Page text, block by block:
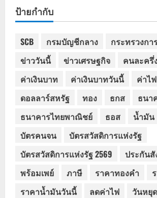
ป้ายกำกับ
SCB กรมบัญชีกลาง กระทรวงกา
ข่าววันนี้
ข่าวเศรษฐกิจ
คนละครึ่
ค่าเงินบาท
ค่าเงินบาทวันนี้
ค่าไฟ
ดอลลาร์สหรัฐ
ทอง ธกส
ธนา
ธนาคารไทยพาณิชย์
ธอส น้ำมัน
บัตรคนจน
บัตรสวัสดิการแห่งรัฐ
บัตรสวัสดิการแห่งรัฐ 2569
ประกัน
พร้อมเพย์
ภาษี ราคาทองคำ
ราคาน้ำมันวันนี้
ลดค่าไฟ
วันหยุ